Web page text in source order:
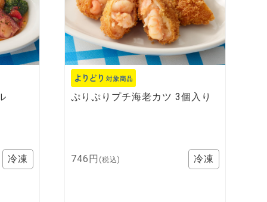
ぷりぷりプチ海老カツ 3個入り
746円 (税込)